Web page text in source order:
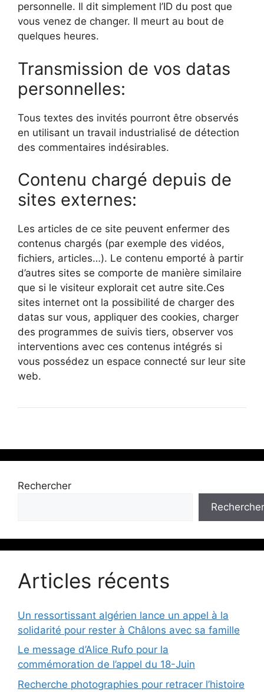
personnelle. Il dit simplement l’ID du post que
vous venez de changer. Il meurt au bout de
quelques heures.
Transmission de vos datas
personnelles:
Tous textes des invités pourront être observés
en utilisant un travail industrialisé de détection
des commentaires indésirables.
Contenu chargé depuis de
sites externes:
Les articles de ce site peuvent enfermer des
contenus chargés (par exemple des vidéos,
fichiers, articles…). Le contenu emporté à partir
d’autres sites se comporte de manière similaire
que si le visiteur explorait cet autre site.Ces
sites internet ont la possibilité de charger des
datas sur vous, appliquer des cookies, charger
des programmes de suivis tiers, observer vos
interventions avec ces contenus intégrés si
vous possédez un espace connecté sur leur site
web.
Rechercher
Rechercher
Articles récents
Un ressortissant algérien lance un appel à la
solidarité pour rester à Châlons avec sa famille
Le message d’Alice Rufo pour la
commémoration de l’appel du 18-Juin
Recherche photographies pour retracer l’histoire